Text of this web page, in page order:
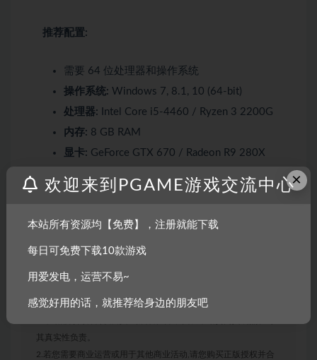
推荐配置:
需要 64 位处理器和操作系统
操作系统: Windows 7, 8.1, 10 (64-bit)
处理器: Intel Core i5-4460 / Ryzen 3 2200G
内存: 8 GB RAM
显卡: GeForce GTX 670 / Radeon R9 280X
DirectX 版本:
存储空间: 需要 7 GB 可用空间
chipset
声明：
其真实性负责。
2.若您需要商业运营或用于其他商业活动,请您购买正版授权并合
×
欢迎来到PGAME游戏交流中心
本站所有资源均【免费】，注册就能下载
每日可免费下载10款游戏
用爱发电，运营不易~
感觉好用的话，就推荐给身边的朋友吧